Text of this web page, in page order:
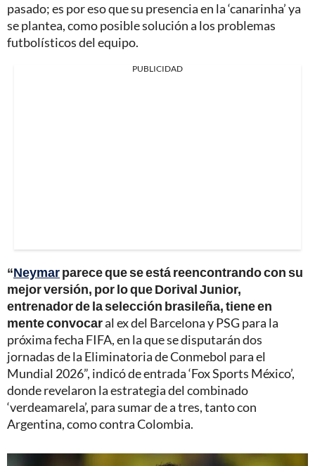
pasado; es por eso que su presencia en la ‘canarinha’ ya
se plantea, como posible solución a los problemas
futbolísticos del equipo.
PUBLICIDAD
“Neymarparece que se está reencontrando con su
mejor versión, por lo que Dorival Junior,
entrenador de la selección brasileña, tiene en
mente convocaral ex del Barcelona y PSG para la
próxima fecha FIFA, en la que se disputarán dos
jornadas de la Eliminatoria de Conmebol para el
Mundial 2026”, indicó de entrada ‘Fox Sports México’,
donde revelaron la estrategia del combinado
‘verdeamarela’, para sumar de a tres, tanto con
Argentina, como contra Colombia.